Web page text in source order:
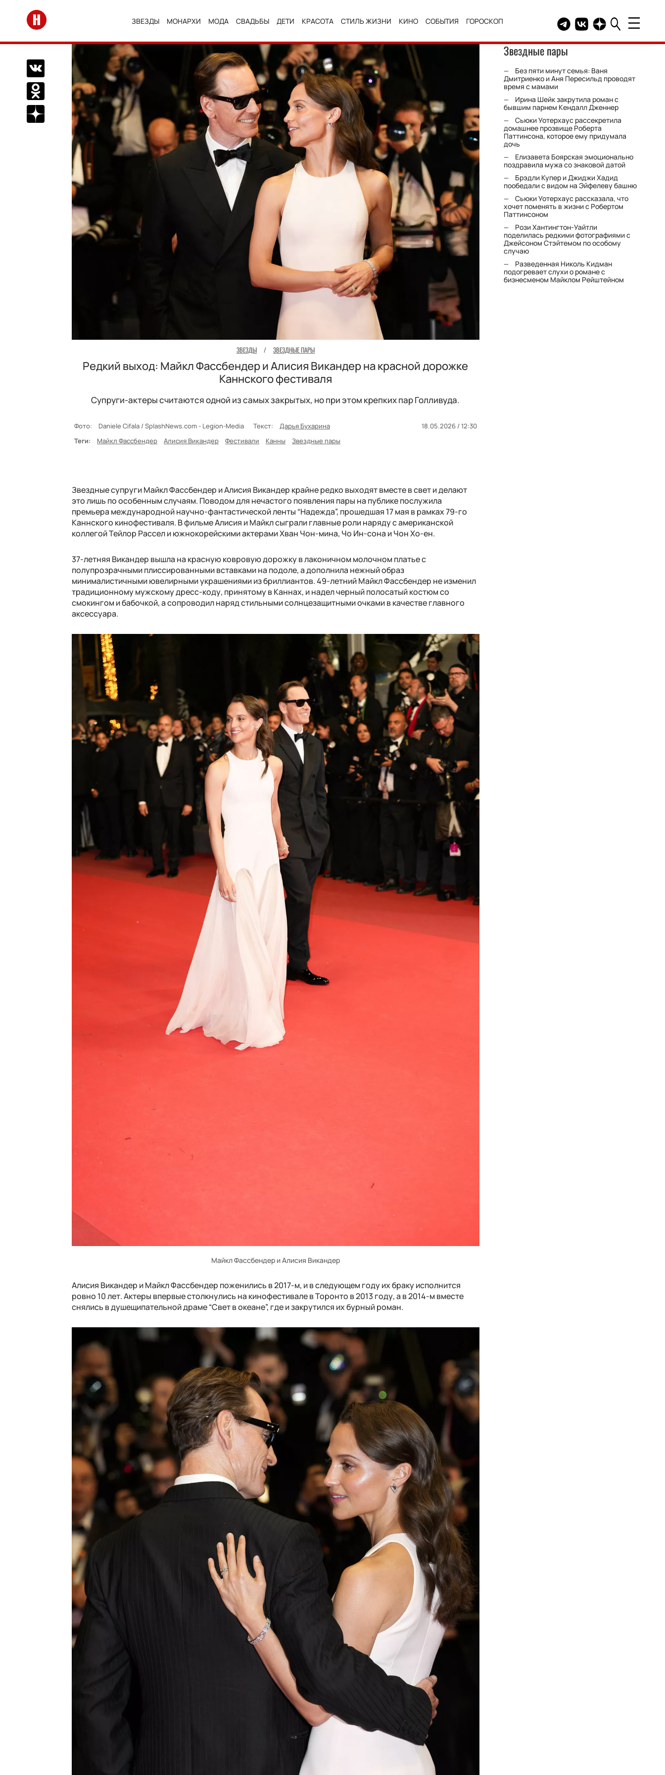
Перейти на главную
ЗВЕЗДЫ МОНАРХИ МОДА СВАДЬБЫ ДЕТИ КРАСОТА СТИЛЬ ЖИЗНИ КИНО СОБЫТИЯ ГОРОСКОП Telegram канал HELLO
Группа HELLO
Канал HELLO в
Поделиться Вконтакте
Поделиться в Одноклассниках
Подписаться на нас в Дзен
ЗВЕЗДЫ / ЗВЕЗДНЫЕ ПАРЫ
Редкий выход: Майкл Фассбендер и Алисия Викандер на красной дорожке
Каннского фестиваля
Супруги-актеры считаются одной из самых закрытых, но при этом крепких пар Голливуда.
Фото: Daniele Cifala / SplashNews.com - Legion-Media Текст: Дарья Бухарина
18.05.2026 / 12:30
Теги:
Майкл Фассбендер Алисия Викандер Фестивали Канны Звездные пары
Звездные супруги Майкл Фассбендер и Алисия Викандер крайне редко выходят вместе в свет и делают
это лишь по особенным случаям. Поводом для нечастого появления пары на публике послужила
премьера международной научно-фантастической ленты “Надежда”, прошедшая 17 мая в рамках 79-го
Каннского кинофестиваля. В фильме Алисия и Майкл сыграли главные роли наряду с американской
коллегой Тейлор Рассел и южнокорейскими актерами Хван Чон-мина, Чо Ин-сона и Чон Хо-ен.
37-летняя Викандер вышла на красную ковровую дорожку в лаконичном молочном платье с
полупрозрачными плиссированными вставками на подоле, а дополнила нежный образ
минималистичными ювелирными украшениями из бриллиантов. 49-летний Майкл Фассбендер не изменил
традиционному мужскому дресс-коду, принятому в Каннах, и надел черный полосатый костюм со
смокингом и бабочкой, а сопроводил наряд стильными солнцезащитными очками в качестве главного
аксессуара.
Майкл Фассбендер и Алисия Викандер
Алисия Викандер и Майкл Фассбендер поженились в 2017-м, и в следующем году их браку исполнится
ровно 10 лет. Актеры впервые столкнулись на кинофестивале в Торонто в 2013 году, а в 2014-м вместе
снялись в душещипательной драме “Свет в океане”, где и закрутился их бурный роман.
Звездные пары
Без пяти минут семья: Ваня
Дмитриенко и Аня Пересильд проводят
время с мамами
Ирина Шейк закрутила роман с
бывшим парнем Кендалл Дженнер
Сьюки Уотерхаус рассекретила
домашнее прозвище Роберта
Паттинсона, которое ему придумала
дочь
Елизавета Боярская эмоционально
поздравила мужа со знаковой датой
Брэдли Купер и Джиджи Хадид
пообедали с видом на Эйфелеву башню
Сьюки Уотерхаус рассказала, что
хочет поменять в жизни с Робертом
Паттинсоном
Рози Хантингтон-Уайтли
поделилась редкими фотографиями с
Джейсоном Стэйтемом по особому
случаю
Разведенная Николь Кидман
подогревает слухи о романе с
бизнесменом Майклом Рейштейном